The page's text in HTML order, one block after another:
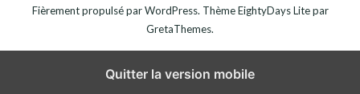
Fièrement propulsé parWordPress. ThèmeEightyDays Litepar
GretaThemes.
Quitter la version mobile